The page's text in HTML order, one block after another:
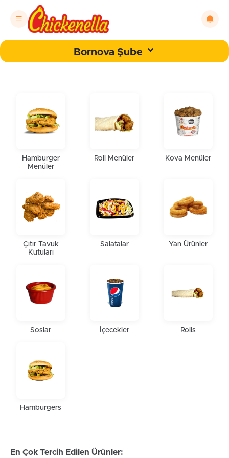
Bornova Şube
Hamburger
Menüler
Roll Menüler Kova Menüler
Çıtır Tavuk
Kutuları
Salatalar Yan Ürünler
Soslar İçecekler Rolls
Hamburgers
En Çok Tercih Edilen Ürünler: